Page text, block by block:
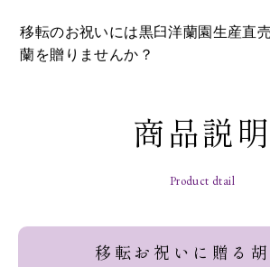
移転のお祝いには黒臼洋蘭園生産直
蘭を贈りませんか？
商品説明
Product dtail
移転お祝いに贈る